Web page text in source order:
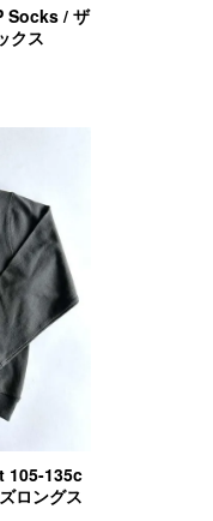
Socks / ザ
クス
105-135c
ロングス